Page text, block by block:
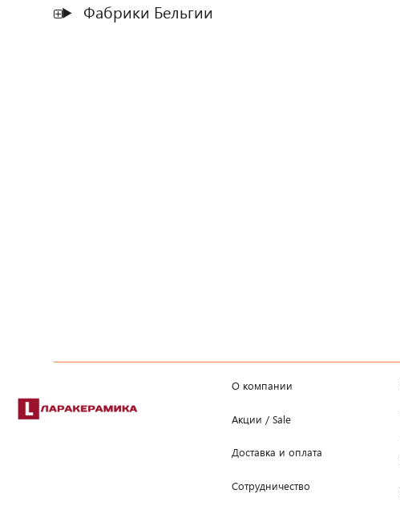
Фабрики Бельгии
О компании
Акции / Sale
Доставка и оплата
Сотрудничество